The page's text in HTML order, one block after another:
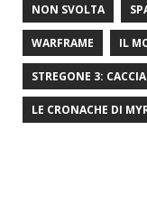
NON SVOLTA
WARFRAME IL
STREGONE 3:
LE CRONACHE DI